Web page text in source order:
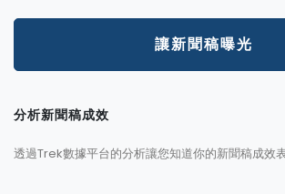
讓新聞稿曝光
分析新聞稿成效
透過Trek數據平台的分析讓您知道你的新聞稿成效